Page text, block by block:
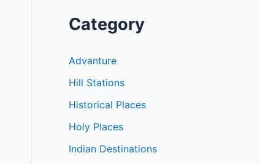
Category
Advanture
Hill Stations
Historical Places
Holy Places
Indian Destinations